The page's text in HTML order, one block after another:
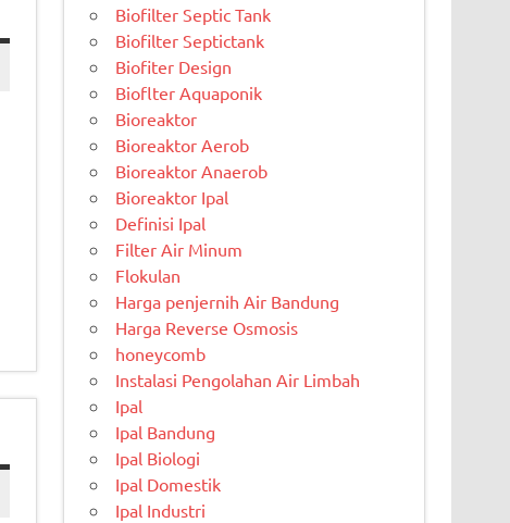
Biofilter Septic Tank
Biofilter Septictank
Biofiter Design
Bioflter Aquaponik
Bioreaktor
Bioreaktor Aerob
Bioreaktor Anaerob
Bioreaktor Ipal
Definisi Ipal
Filter Air Minum
Flokulan
Harga penjernih Air Bandung
Harga Reverse Osmosis
honeycomb
Instalasi Pengolahan Air Limbah
Ipal
Ipal Bandung
Ipal Biologi
Ipal Domestik
Ipal Industri